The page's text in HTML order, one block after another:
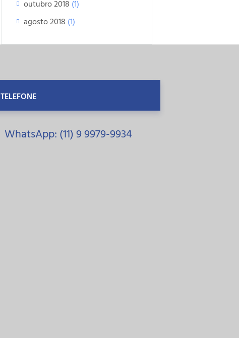
outubro 2018 (1)
agosto 2018 (1)
TELEFONE
WhatsApp: (11) 9 9979-9934